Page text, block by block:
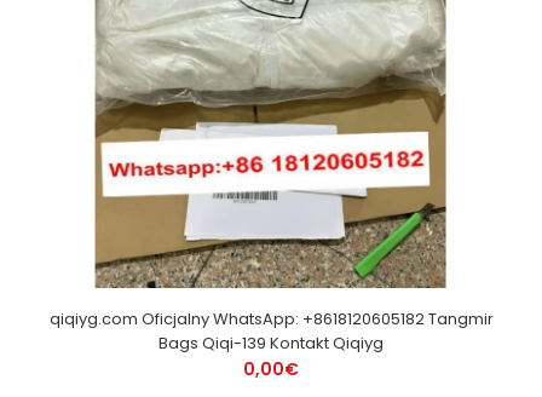
qiqiyg.com Oficjalny WhatsApp: +8618120605182 Tangmir
Bags Qiqi-139 Kontakt Qiqiyg
0,00€